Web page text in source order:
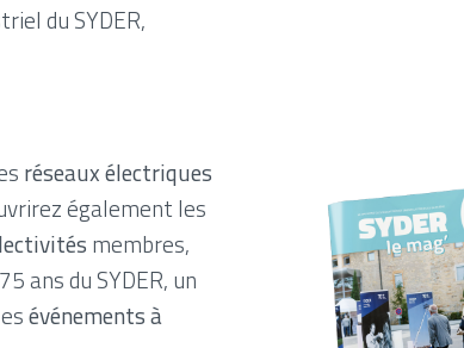
du SYDER,
réseaux électriques
également les
membres,
ans du SYDER, un
événements à